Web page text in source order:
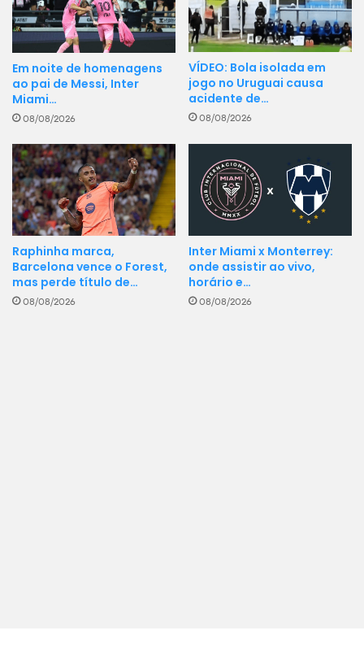
Em noite de homenagens
ao pai de Messi, Inter
Miami…
08/08/2026
VÍDEO: Bola isolada em
jogo no Uruguai causa
acidente de…
08/08/2026
Raphinha marca,
Barcelona vence o Forest,
mas perde título de…
08/08/2026
Inter Miami x Monterrey:
onde assistir ao vivo,
horário e…
08/08/2026